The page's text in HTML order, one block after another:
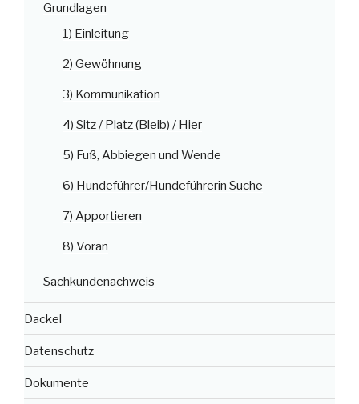
Grundlagen
1) Einleitung
2) Gewöhnung
3) Kommunikation
4) Sitz / Platz (Bleib) / Hier
5) Fuß, Abbiegen und Wende
6) Hundeführer/Hundeführerin Suche
7) Apportieren
8) Voran
Sachkundenachweis
Dackel
Datenschutz
Dokumente